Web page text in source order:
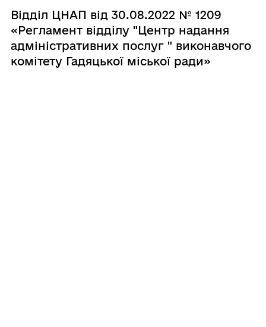
Відділ ЦНАП від 30.08.2022 № 1209
«Регламент відділу "Центр надання
адміністративних послуг " виконавчого
комітету Гадяцької міської ради»